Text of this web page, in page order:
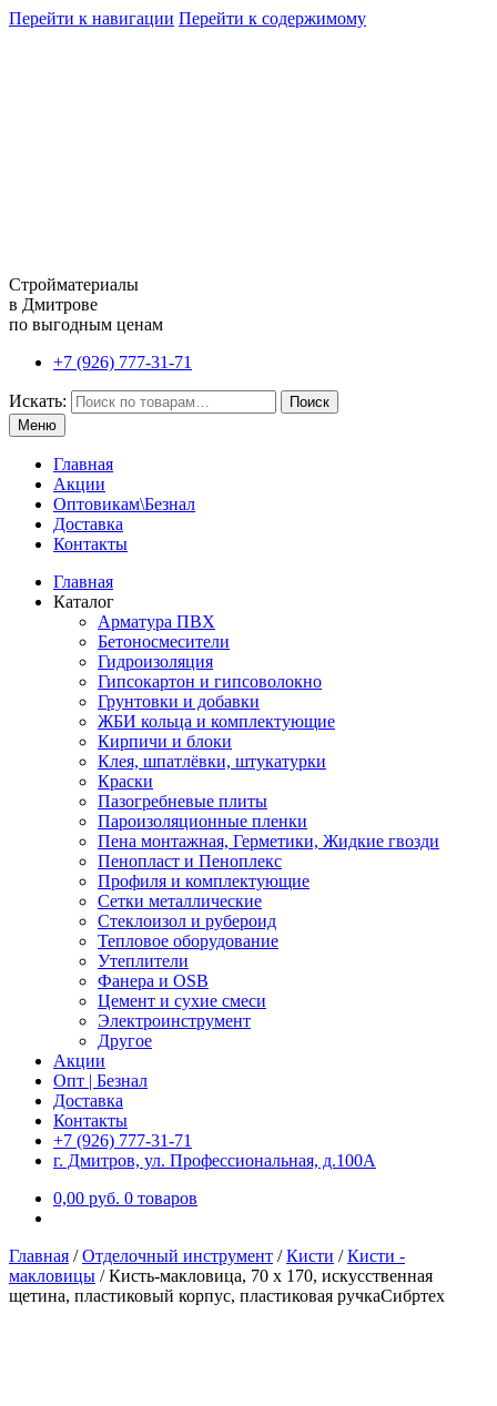
Перейти к навигации Перейти к содержимому
Стройматериалы
в Дмитрове
по выгодным ценам
+7 (926) 777-31-71
Искать:
Поиск
Меню
Главная
Акции
Оптовикам\Безнал
Доставка
Контакты
Главная
Каталог
Арматура ПВХ
Бетоносмесители
Гидроизоляция
Гипсокартон и гипсоволокно
Грунтовки и добавки
ЖБИ кольца и комплектующие
Кирпичи и блоки
Клея, шпатлёвки, штукатурки
Краски
Пазогребневые плиты
Пароизоляционные пленки
Пена монтажная, Герметики, Жидкие гвозди
Пенопласт и Пеноплекс
Профиля и комплектующие
Сетки металлические
Стеклоизол и рубероид
Тепловое оборудование
Утеплители
Фанера и OSB
Цемент и сухие смеси
Электроинструмент
Другое
Акции
Опт | Безнал
Доставка
Контакты
+7 (926) 777-31-71
г. Дмитров, ул. Профессиональная, д.100А
0,00 руб. 0 товаров
Главная /Отделочный инструмент /Кисти /Кисти -
макловицы /Кисть-макловица, 70 x 170, искусственная
щетина, пластиковый корпус, пластиковая ручкаСибртех